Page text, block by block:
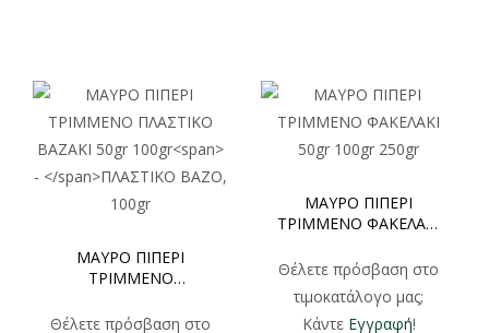
ΜΑΥΡΟ ΠΙΠΕΡΙ
ΤΡΙΜΜΕΝΟ
50gr 100gr–
Θέλετε πρόσβαση στο
ΜΑΥΡΟ ΠΙΠΕΡΙ
ΤΡΙΜΜΕΝΟ ΦΑΚΕΛΑΚΙ
Θέλετε πρόσβαση στο
τιμοκατάλογο μας;
Κάντε Εγγραφή!